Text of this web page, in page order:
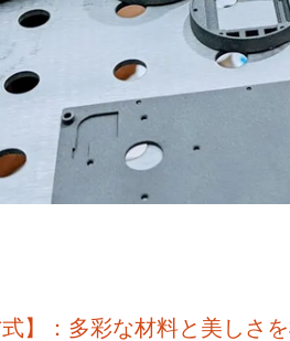
式】：多彩な材料と美しさ